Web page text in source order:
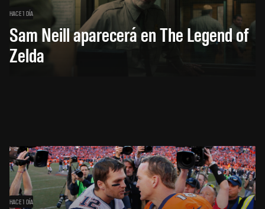
HACE 1 DÍA
Sam Neill aparecerá en The Legend of
Zelda
HACE 1 DÍA